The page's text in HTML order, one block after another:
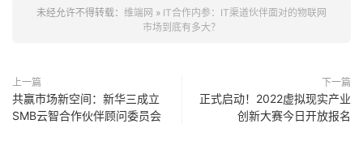
未经允许不得转载： 维端网 » IT合作内参：IT渠道伙伴面对的物联网
市场到底有多大？
上一篇
共赢市场新空间：新华三成立
SMB云智合作伙伴顾问委员会
下一篇
正式启动！2022虚拟现实产业
创新大赛今日开放报名